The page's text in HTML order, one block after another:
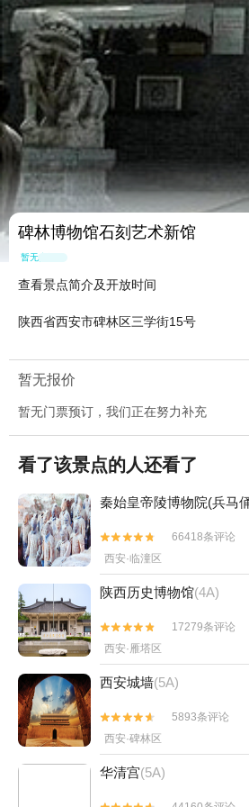
碑林博物馆石刻艺术新馆
暂无点评
查看景点简介及开放时间
陕西省西安市碑林区三学街15号
暂无报价
暂无门票预订，我们正在努力补充
看了该景点的人还看了
秦始皇帝陵博物院(兵马


66418条评论
西安·临潼区
陕西历史博物馆(4A)


17279条评论
西安·雁塔区
西安城墙(5A)


5893条评论
西安·碑林区
华清宫(5A)